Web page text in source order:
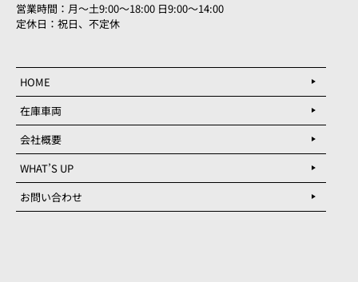
営業時間：月～土9:00～18:00 日9:00～14:00
定休日：祝日、不定休
HOME
在庫車両
会社概要
WHAT’S UP
お問い合わせ